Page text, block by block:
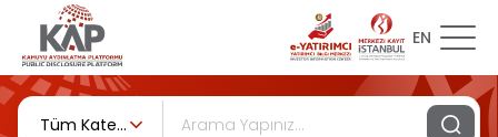
EN
Tüm Kategoriler